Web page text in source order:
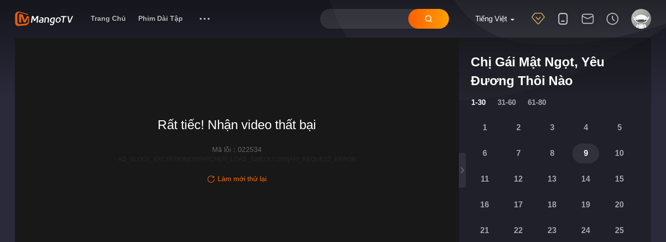
Tiếng Việt
Trang Chủ Phim Dài Tập
Chị Gái Mật Ngọt, Yêu
Đương Thôi Nào
1-30 31-60 61-80
1 2 3 4 5
6 7 8 9 10
11 12 13 14 15
16 17 18 19 20
21 22 23 24 25
Rất tiếc! Nhận video thất bại
Mã lỗi：022534
Làm mới thử lại